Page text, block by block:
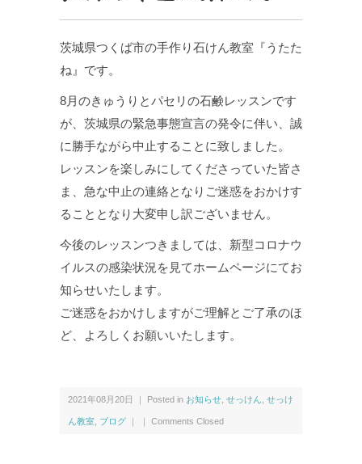
茨城県つくば市の手作り石けん教室『うたた
ね』です。
8月のきゅうりとパセリの石鹸レッスンです
が、茨城県の緊急事態宣言の発令に伴い、誠
に勝手ながら中止することに致しました。
レッスンを楽しみにしてくださっていた皆さ
ま、急な中止の連絡となりご迷惑をおかけす
ることとなり大変申し訳ございません。
今後のレッスンつきましては、新型コロナウ
イルスの感染状況を見てホームページにてお
知らせいたします。
ご迷惑をおかけしますがご理解とご了承のほ
ど、よろしくお願いいたします。
2021年08月20日 ｜ Posted in お知らせ せっけん せっけ
ん教室 ブログ ｜ ｜ Comments Closed